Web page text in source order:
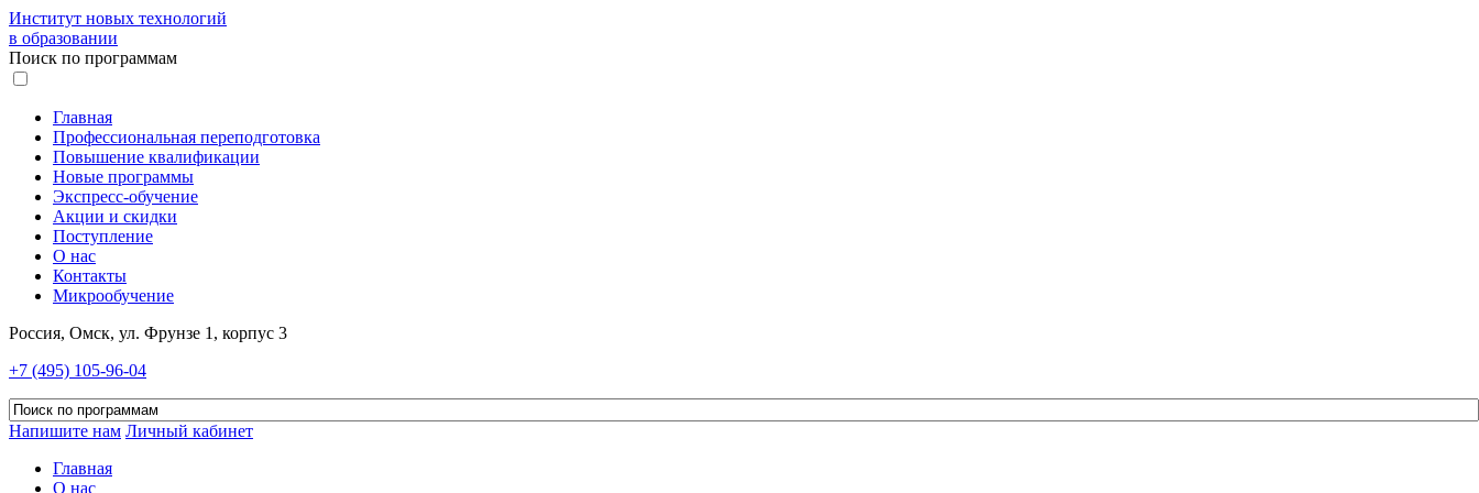
Институт новых технологий
в образовании
Поиск по программам
Главная
Профессиональная переподготовка
Повышение квалификации
Новые программы
Экспресс-обучение
Акции и скидки
Поступление
О нас
Контакты
Микрообучение
Россия, Омск, ул. Фрунзе 1, корпус 3
+7 (495) 105-96-04
Напишите нам Личный кабинет
Главная
О нас